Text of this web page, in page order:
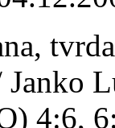
Janko
4:6,